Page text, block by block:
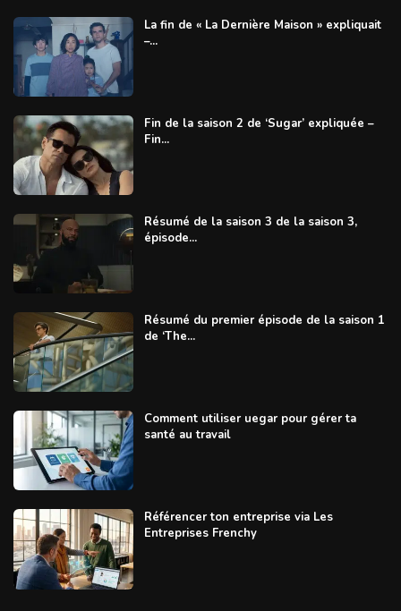
La fin de « La Dernière Maison » expliquait
–...
Fin de la saison 2 de ‘Sugar’ expliquée –
Fin...
Résumé de la saison 3 de la saison 3,
épisode...
Résumé du premier épisode de la saison 1
de ‘The...
Comment utiliser uegar pour gérer ta
santé au travail
Référencer ton entreprise via Les
Entreprises Frenchy